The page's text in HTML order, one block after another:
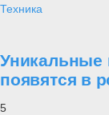
Техника
Уникальные
появятся в
5